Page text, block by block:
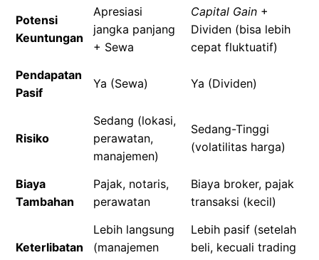
Potensi
Keuntungan
Apresiasi
jangka panjang
+ Sewa
Capital Gain +
Dividen (bisa lebih
cepat fluktuatif)
Pendapatan
Pasif
Ya (Sewa) Ya (Dividen)
Risiko
Sedang (lokasi,
perawatan,
manajemen)
Sedang-Tinggi
(volatilitas harga)
Biaya
Tambahan
Pajak, notaris,
perawatan
Biaya broker, pajak
transaksi (kecil)
Keterlibatan
Lebih langsung
(manajemen
Lebih pasif (setelah
beli, kecuali trading